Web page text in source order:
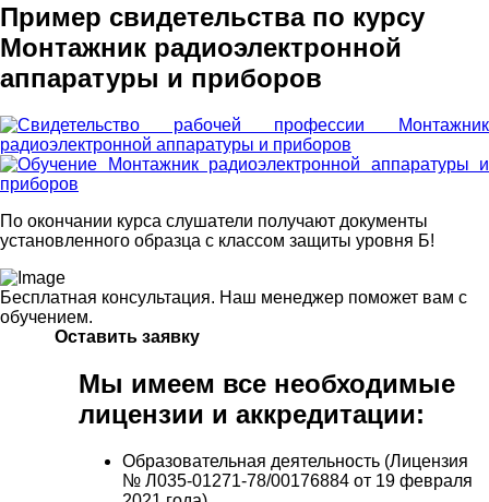
Пример свидетельства по курсу
Монтажник радиоэлектронной
аппаратуры и приборов
По окончании курса слушатели получают документы
установленного образца с классом защиты уровня Б!
Бесплатная консультация. Наш менеджер поможет вам с
обучением.
Оставить заявку
Мы имеем все необходимые
лицензии и аккредитации:
Образовательная деятельность (Лицензия
№ Л035-01271-78/00176884 от 19 февраля